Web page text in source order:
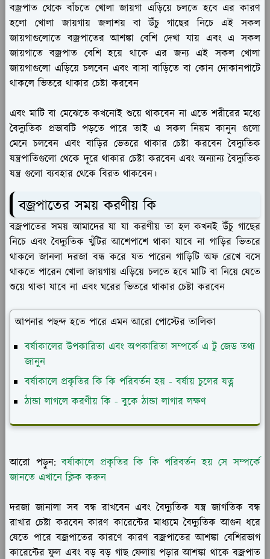
বজ্রপাত থেকে বাঁচতে খোলা জায়গা এড়িয়ে চলতে হবে এর কারণ
হলো খোলা জায়গায় জলাশয় বা উঁচু গাছের নিচে এই সকল
জায়গাগুলোতে বজ্রপাতের আশঙ্কা বেশি দেখা যায় এবং এ সকল
জায়গাতে বজ্রপাত বেশি হয়ে থাকে এর জন্য এই সকল খোলা
জায়গাগুলো এড়িয়ে চলবেন এবং বাসা বাড়িতে বা কোন দোকানপাটে
থাকলে ভিতরে থাকার চেষ্টা করবেন
এবং মাটি বা মেঝেতে কখনোই শুয়ে থাকবেন না এতে শরীরের মধ্যে
বৈদ্যুতিক প্রভাবটি পড়তে পারে তাই এ সকল নিয়ম কানুন গুলো
মেনে চলবেন এবং বাড়ির ভেতরে থাকার চেষ্টা করবেন বৈদ্যুতিক
যন্ত্রপাতিগুলো থেকে দূরে থাকার চেষ্টা করবেন এবং অন্যান্য বৈদ্যুতিক
যন্ত্র গুলো ব্যবহার থেকে বিরত থাকবেন।
বজ্রপাতের সময় করণীয় কি
বজ্রপাতের সময় আমাদের যা যা করণীয় তা হল কখনই উঁচু গাছের
নিচে এবং বৈদ্যুতিক খুঁটির আশেপাশে থাকা যাবে না গাড়ির ভিতরে
থাকলে জানলা দরজা বন্ধ করে যত পারেন গাড়িটি অফ রেখে বসে
থাকতে পারেন খোলা জায়গায় এড়িয়ে চলতে হবে মাটি বা নিয়ে যেতে
শুয়ে থাকা যাবে না এবং ঘরের ভিতরে থাকার চেষ্টা করবেন
আপনার পছন্দ হতে পারে এমন আরো পোস্টের তালিকা
বর্ষাকালের উপকারিতা এবং অপকারিতা সম্পর্কে এ টু জেড তথ্য
জানুন
বর্ষাকালে প্রকৃতির কি কি পরিবর্তন হয় - বর্ষায় চুলের যত্ন
ঠান্ডা লাগলে করণীয় কি - বুকে ঠান্ডা লাগার লক্ষণ
আরো পড়ুন:বর্ষাকালে প্রকৃতির কি কি পরিবর্তন হয় সে সম্পর্কে
জানতে এখানে ক্লিক করুন
দরজা জানালা সব বন্ধ রাখবেন এবং বৈদ্যুতিক যন্ত্র জাগতিক বন্ধ
রাখার চেষ্টা করবেন কারণ কারেন্টের মাধ্যমে বৈদ্যুতিক আগুন ধরে
যেতে পারে বজ্রপাতের কারণে কারণ বজ্রপাতের আশঙ্কা বেশিরভাগ
কারেন্টের ফুল এবং বড় বড় গাছ ফেলায় পড়ার আশঙ্কা থাকে বজ্রপাত